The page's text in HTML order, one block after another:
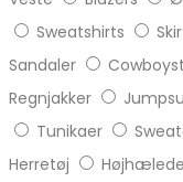
Sweatshirts
Sandaler
Regnjakker
Tunikaer
Herretøj